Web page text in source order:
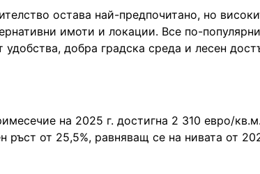
остава най-предпочитано, но
имоти и локации. Все по-
добра градска среда и лесен
на 2025 г. достигна 2 310 евро/
ръст от 25,5%, равняващ се на нивата от